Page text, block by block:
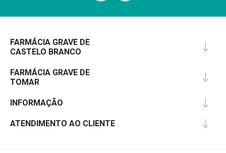
FARMÁCIA GRAVE DE
CASTELO BRANCO
FARMÁCIA GRAVE DE
TOMAR
INFORMAÇÃO
ATENDIMENTO AO CLIENTE